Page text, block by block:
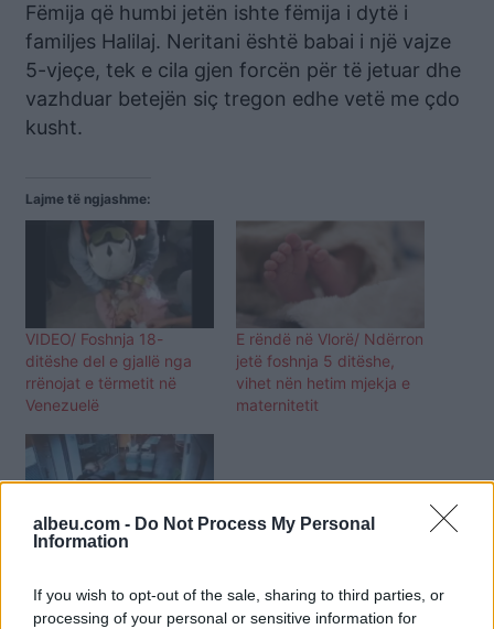
albeu.com - Do Not Process My Personal
Information
If you wish to opt-out of the sale, sharing to third parties, or
processing of your personal or sensitive information for
Fëmija që humbi jetën ishte fëmija i dytë i
familjes Halilaj. Neritani është babai i një vajze
5-vjeçe, tek e cila gjen forcën për të jetuar dhe
vazhduar betejën siç tregon edhe vetë me çdo
kusht.
Lajme të ngjashme:
VIDEO/ Foshnja 18-
ditëshe del e gjallë nga
rrënojat e tërmetit në
Venezuelë
E rëndë në Vlorë/ Ndërron
jetë foshnja 5 ditëshe,
vihet nën hetim mjekja e
maternitetit
Ngjarja tronditëse/
rrëmbehet në spital,
prindërit përjetojne orë